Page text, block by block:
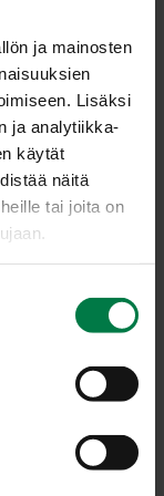
ja mainosten
Lisäksi
ja analytiikka-
käytät
näitä
tai joita on
pinaatinlehtiä
mahdollisesti
suola,
sekoittaen.
minuuttia. Lisää